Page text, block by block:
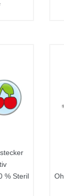
% Steril